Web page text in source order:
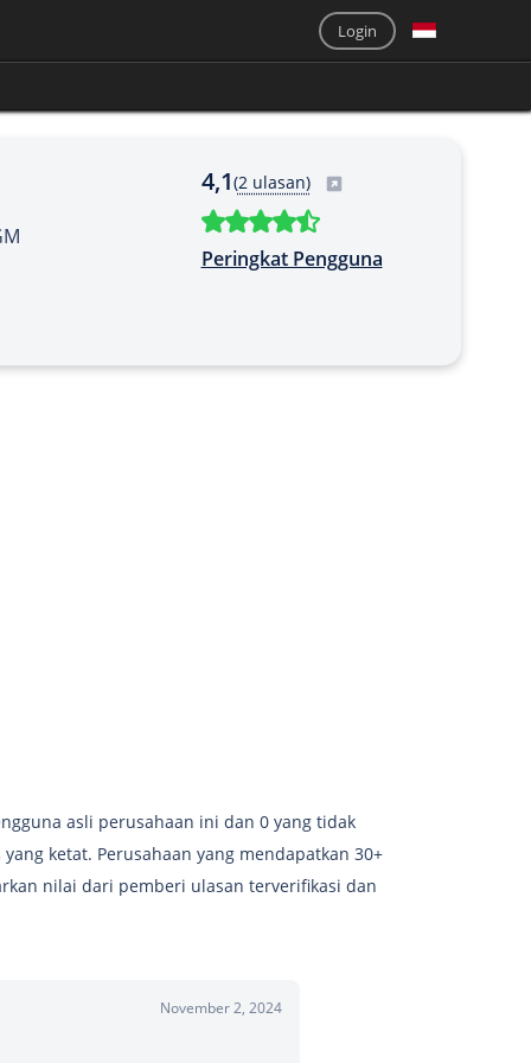
Login
4,1(2 ulasan)
Peringkat Pengguna
asli perusahaan ini dan 0 yang tidak
ketat. Perusahaan yang mendapatkan 30+
nilai dari pemberi ulasan terverifikasi dan
November 2, 2024